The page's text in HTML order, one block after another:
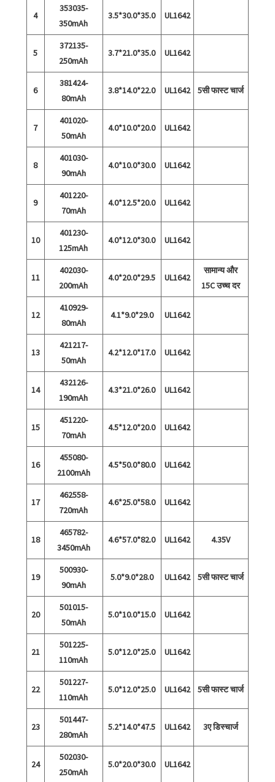
4
353035-
350mAh
3.5*30.0*35.0 UL1642
5
372135-
250mAh
3.7*21.0*35.0 UL1642
6
381424-
80mAh
3.8*14.0*22.0 UL1642 5सी फास्ट चार्ज
7
401020-
50mAh
4.0*10.0*20.0 UL1642
8
401030-
90mAh
4.0*10.0*30.0 UL1642
9
401220-
70mAh
4.0*12.5*20.0 UL1642
10
401230-
125mAh
4.0*12.0*30.0 UL1642
11
402030-
200mAh
4.0*20.0*29.5 UL1642
सामान्य और
15C उच्च दर
12
410929-
80mAh
4.1*9.0*29.0 UL1642
13
421217-
50mAh
4.2*12.0*17.0 UL1642
14
432126-
190mAh
4.3*21.0*26.0 UL1642
15
451220-
70mAh
4.5*12.0*20.0 UL1642
16
455080-
2100mAh
4.5*50.0*80.0 UL1642
17
462558-
720mAh
4.6*25.0*58.0 UL1642
18
465782-
3450mAh
4.6*57.0*82.0 UL1642 4.35V
19
500930-
90mAh
5.0*9.0*28.0 UL1642 5सी फास्ट चार्ज
20
501015-
50mAh
5.0*10.0*15.0 UL1642
21
501225-
110mAh
5.0*12.0*25.0 UL1642
22
501227-
110mAh
5.0*12.0*25.0 UL1642 5सी फास्ट चार्ज
23
501447-
280mAh
5.2*14.0*47.5 UL1642 3ए डिस्चार्ज
24
502030-
250mAh
5.0*20.0*30.0 UL1642